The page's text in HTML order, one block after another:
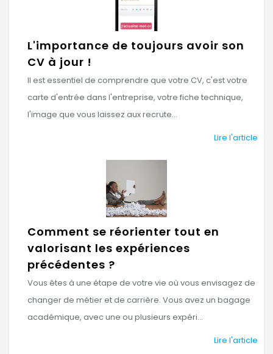
L'importance de toujours avoir son
CV à jour !
Il est essentiel de comprendre que votre CV, c'est votre
carte d'entrée dans l'entreprise, votre fiche technique,
l'image que vous laissez aux recrute...
Lire l'article
Comment se réorienter tout en
valorisant les expériences
précédentes ?
Vous êtes à une étape de votre vie où vous envisagez de
changer de métier et de carrière. Vous avez un bagage
académique, avec une ou plusieurs expéri...
Lire l'article